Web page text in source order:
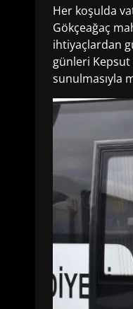
Her koşulda
Gökçeağaç
ihtiyaçlardan
günleri Kepsut
sunulmasıyla